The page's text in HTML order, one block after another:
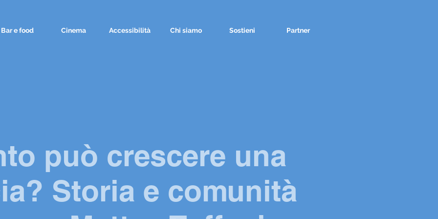
Bar e food Cinema Accessibilità Chi siamo Sostieni Partner
può crescere una
Storia e comunità